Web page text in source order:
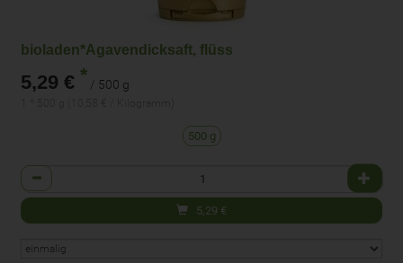
bioladen*Agavendicksaft, flüss
5,29 € * / 500 g
500 g
Anzahl
5,29 €